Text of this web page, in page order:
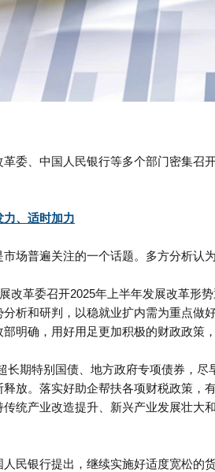
委、中国人民银行等多个部门密集召
力、适时加力
场普遍关注的一个话题。多方分析认
改革委召开2025年上半年发展改革形
析和研判，以稳就业扩内需为重点做
明确，用好用足更加积极的财政政策
长期特别国债、地方政府专项债券，
放。落实好助企帮扶各项财税政策，
统产业改造提升、新兴产业发展壮大
民银行提出，继续实施好适度宽松的